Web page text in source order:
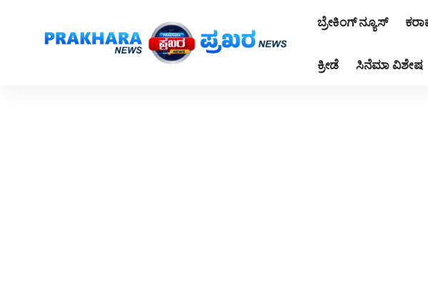
ಬ್ರೇಕಿಂಗ್ ನ್ಯೂಸ್
ಕ್ರೀಡೆ ಸಿನೆಮಾ ವಿಶೇಷ